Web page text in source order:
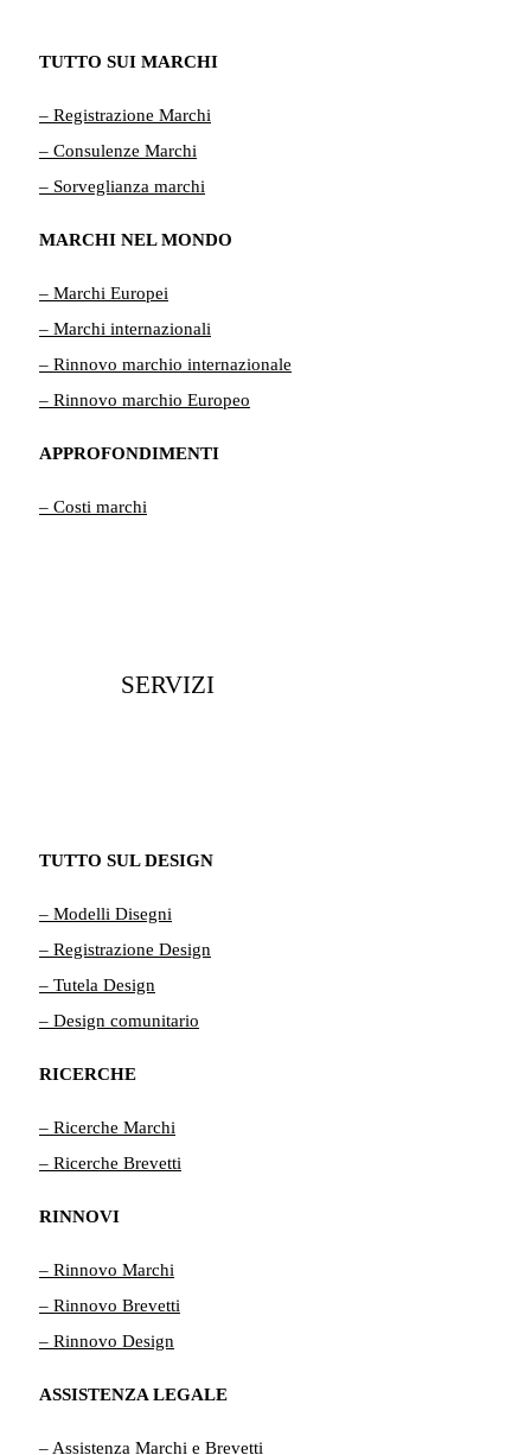
TUTTO SUI MARCHI
– Registrazione Marchi
– Consulenze Marchi
– Sorveglianza marchi
MARCHI NEL MONDO
– Marchi Europei
– Marchi internazionali
– Rinnovo marchio internazionale
– Rinnovo marchio Europeo
APPROFONDIMENTI
– Costi marchi
SERVIZI
TUTTO SUL DESIGN
– Modelli Disegni
– Registrazione Design
– Tutela Design
– Design comunitario
RICERCHE
– Ricerche Marchi
– Ricerche Brevetti
RINNOVI
– Rinnovo Marchi
– Rinnovo Brevetti
– Rinnovo Design
ASSISTENZA LEGALE
– Assistenza Marchi e Brevetti